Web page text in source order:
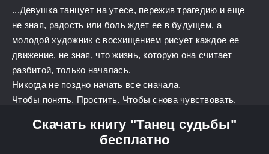
...Девушка танцует на утесе, пережив трагедию и еще
не зная, радость или боль ждет ее в будущем, а
молодой художник с восхищением рисует каждое ее
движение, не зная, что жизнь, которую она считает
разбитой, только началась.
Никогда не поздно начать все сначала.
Чтобы понять. Простить. Чтобы снова чувствовать.
Скачать книгу "Танец судьбы"
бесплатно